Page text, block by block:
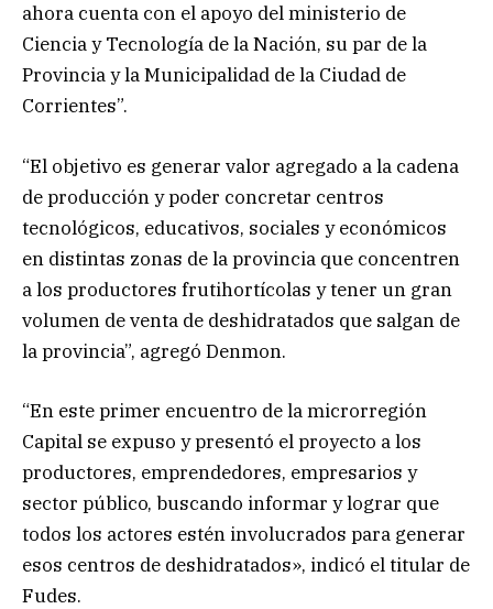
ahora cuenta con el apoyo del ministerio de
Ciencia y Tecnología de la Nación, su par de la
Provincia y la Municipalidad de la Ciudad de
Corrientes”.
“El objetivo es generar valor agregado a la cadena
de producción y poder concretar centros
tecnológicos, educativos, sociales y económicos
en distintas zonas de la provincia que concentren
a los productores frutihortícolas y tener un gran
volumen de venta de deshidratados que salgan de
la provincia”, agregó Denmon.
“En este primer encuentro de la microrregión
Capital se expuso y presentó el proyecto a los
productores, emprendedores, empresarios y
sector público, buscando informar y lograr que
todos los actores estén involucrados para generar
esos centros de deshidratados», indicó el titular de
Fudes.